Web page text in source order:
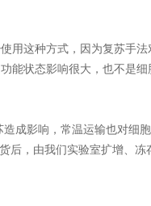
用这种方式，因为复苏手
状态影响很大，也不是细
成影响，常温运输也对细
后，由我们实验室扩增、